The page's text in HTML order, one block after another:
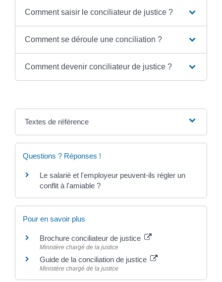
Comment saisir le conciliateur de justice ?
Comment se déroule une conciliation ?
Comment devenir conciliateur de justice ?
Textes de référence
Questions ? Réponses !
Le salarié et l'employeur peuvent-ils régler un
conflit à l'amiable ?
Pour en savoir plus
Brochure conciliateur de justice
Ministère chargé de la justice
Guide de la conciliation de justice
Ministère chargé de la justice